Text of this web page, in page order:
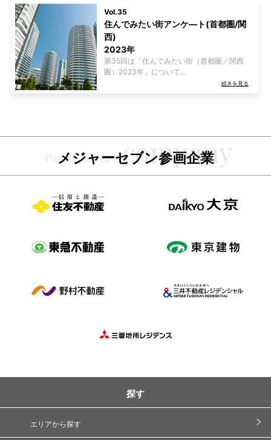
Vol.35
住んでみたい街アンケ―ト(首都圏/関
西)
2023年
第35回は「住んでみたい街（首都圏／関西
圏）2023年」について...
続きを見る
メジャーセブン参画企業
探す
エリアから探す